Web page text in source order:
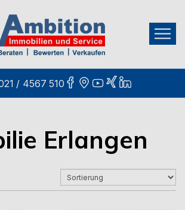
/ 4567 510
Erlangen